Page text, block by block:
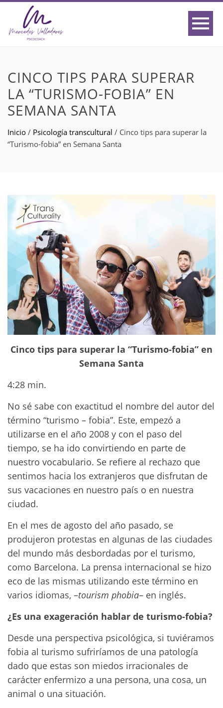
CINCO TIPS PARA SUPERAR
LA “TURISMO-FOBIA” EN
SEMANA SANTA
Inicio / Psicología transcultural / Cinco tips para superar la
“Turismo-fobia” en Semana Santa
Cinco tips para superar la “Turismo-fobia” en
Semana Santa
4:28 min.
No sé sabe con exactitud el nombre del autor del
término “turismo – fobia”. Este, empezó a
utilizarse en el año 2008 y con el paso del
tiempo, se ha ido convirtiendo en parte de
nuestro vocabulario. Se refiere al rechazo que
sentimos hacia los extranjeros que disfrutan de
sus vacaciones en nuestro país o en nuestra
ciudad.
En el mes de agosto del año pasado, se
produjeron protestas en algunas de las ciudades
del mundo más desbordadas por el turismo,
como Barcelona. La prensa internacional se hizo
eco de las mismas utilizando este término en
varios idiomas, –tourism phobia– en inglés.
¿Es una exageración hablar de turismo-fobia?
Desde una perspectiva psicológica, si tuviéramos
fobia al turismo sufriríamos de una patología
dado que estas son miedos irracionales de
carácter enfermizo a una persona, una cosa, un
animal o una situación.